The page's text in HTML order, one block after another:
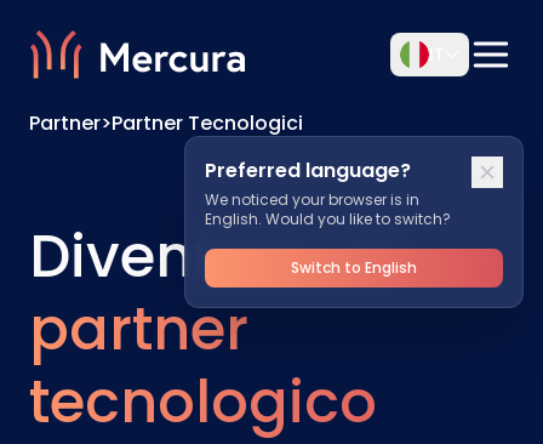
Preferred language?
We noticed your browser is in
English. Would you like to switch?
Switch to English
Partner>Partner Tecnologici
Diventare un
partner
tecnologico